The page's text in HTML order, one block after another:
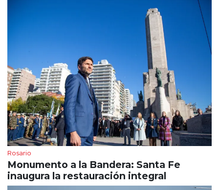
Rosario
Monumento a la Bandera: Santa Fe
inaugura la restauración integral